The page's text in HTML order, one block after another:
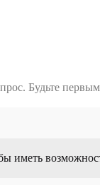
Будьте
иметь